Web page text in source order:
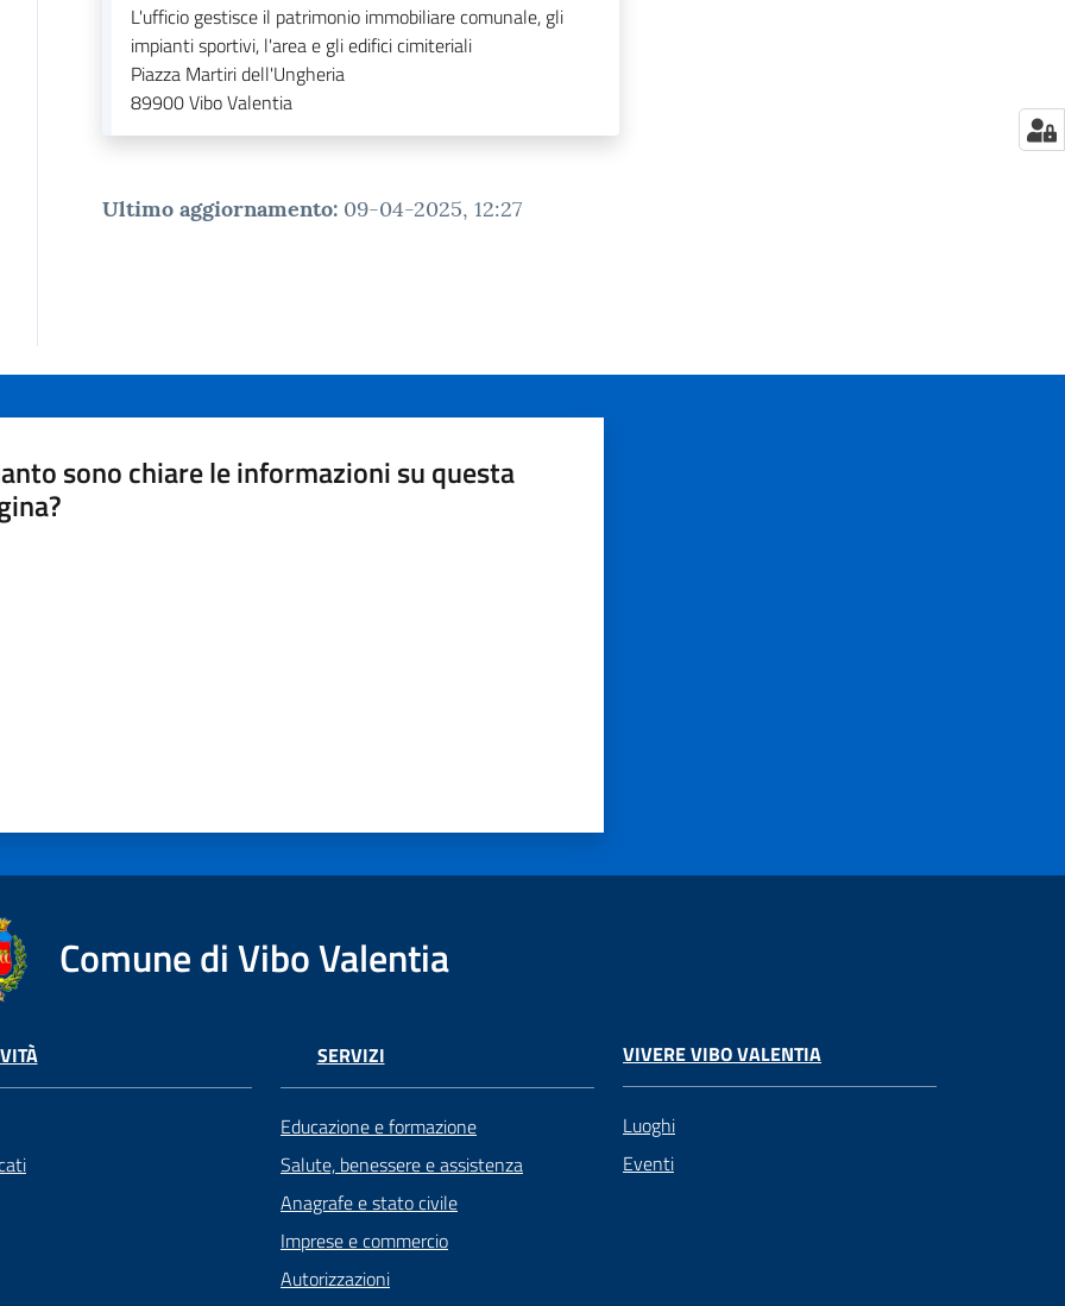
L'ufficio gestisce il patrimonio immobiliare comunale, gli
impianti sportivi, l'area e gli edifici cimiteriali
Piazza Martiri dell'Ungheria
89900Vibo Valentia
Ultimo aggiornamento: 09-04-2025, 12:27
sono chiare le informazioni su questa
Comune di Vibo Valentia
SERVIZI
Educazione e formazione
Salute, benessere e assistenza
Anagrafe e stato civile
Imprese e commercio
Autorizzazioni
VIVERE VIBO VALENTIA
Luoghi
Eventi